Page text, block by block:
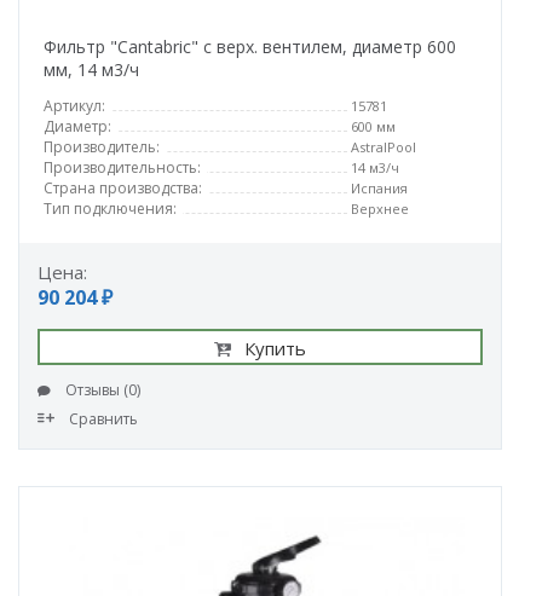
Фильтр "Cantabric" с верх. вентилем, диаметр 600
мм, 14 м3/ч
Артикул: 15781
Диаметр: 600 мм
Производитель: AstralPool
Производительность: 14 м3/ч
Страна производства: Испания
Тип подключения: Верхнее
Цена:
90 204 ₽
Купить
Отзывы (0)
Сравнить